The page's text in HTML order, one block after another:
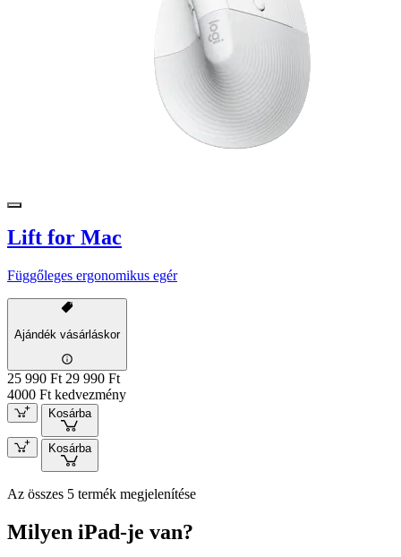
Lift for Mac
Függőleges ergonomikus egér
Ajándék vásárláskor
25 990 Ft 29 990 Ft
4000 Ft kedvezmény
Kosárba
Kosárba
Az összes 5 termék megjelenítése
Milyen iPad-je van?